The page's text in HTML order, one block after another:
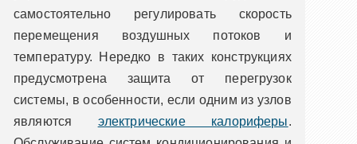
самостоятельно регулировать скорость
перемещения воздушных потоков и
температуру. Нередко в таких конструкциях
предусмотрена защита от перегрузок
системы, в особенности, если одним из узлов
являются электрические калориферы.